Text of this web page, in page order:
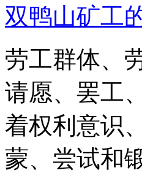
双鸭山矿工
劳工群体、
请愿、罢工
着权利意识
蒙、尝试和